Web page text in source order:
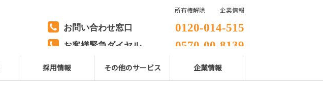
お問い合わせ窓口 0120-014-515
お客様緊急ダイヤル
【JAF 日本自動車連盟】
0570-00-8139
採用情報 その他のサービス 企業情報
所有権解除 企業情報